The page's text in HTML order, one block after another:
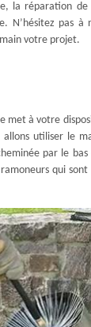
la réparation de
N’hésitez pas
votre projet.
met à votre
utiliser le
par le
qui